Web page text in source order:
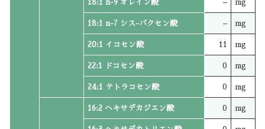
18:1 n-9 オレイン酸 – mg
18:1 n-7 シス-バクセン酸 – mg
20:1 イコセン酸 11 mg
22:1 ドコセン酸 0 mg
24:1 テトラコセン酸 0 mg
16:2 ヘキサデカジエン酸 0 mg